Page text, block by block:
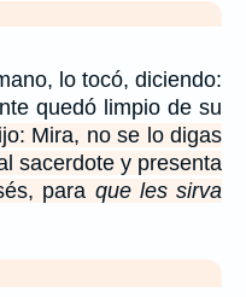
lo tocó, diciendo:
quedó limpio de su
Mira, no se lo digas
sacerdote y presenta
para que les sirva